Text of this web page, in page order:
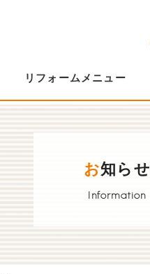
リフォームメニュー
お知らせ
Information